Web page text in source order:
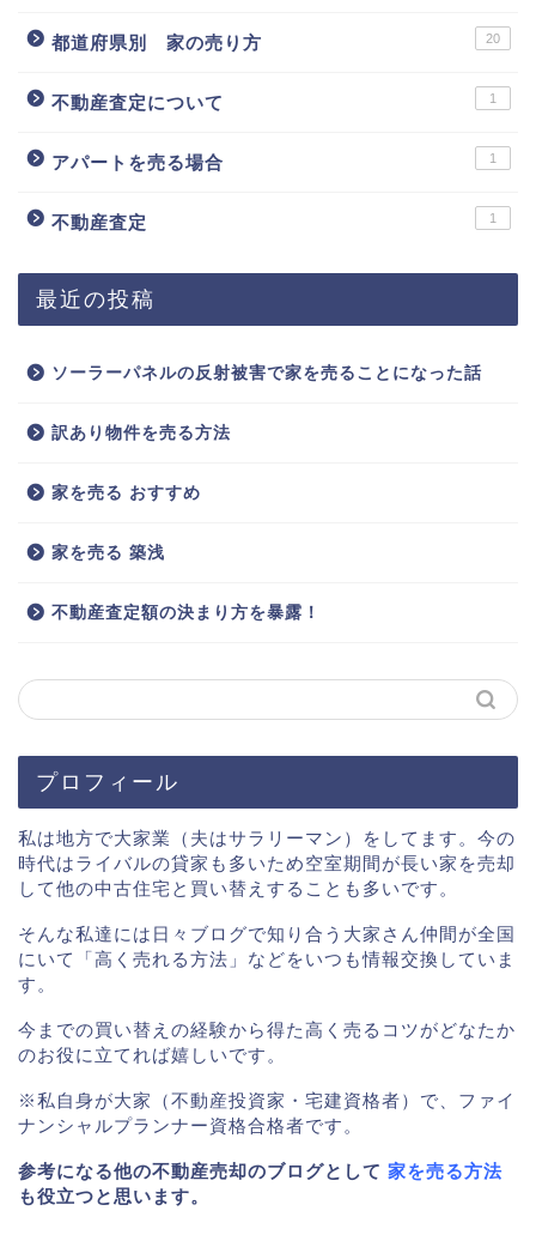
都道府県別 家の売り方 20
不動産査定について 1
アパートを売る場合 1
不動産査定 1
最近の投稿
ソーラーパネルの反射被害で家を売ることになった話
訳あり物件を売る方法
家を売る おすすめ
家を売る 築浅
不動産査定額の決まり方を暴露！
プロフィール
私は地方で大家業（夫はサラリーマン）をしてます。今の
時代はライバルの貸家も多いため空室期間が長い家を売却
して他の中古住宅と買い替えすることも多いです。
そんな私達には日々ブログで知り合う大家さん仲間が全国
にいて「高く売れる方法」などをいつも情報交換していま
す。
今までの買い替えの経験から得た高く売るコツがどなたか
のお役に立てれば嬉しいです。
※私自身が大家（不動産投資家・宅建資格者）で、ファイ
ナンシャルプランナー資格合格者です。
参考になる他の不動産売却のブログとして 家を売る方法
も役立つと思います。